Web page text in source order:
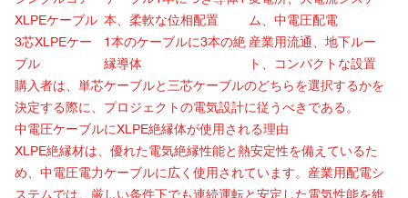
XLPEケーブル 本、柔軟な位相配置
ム、中電圧配電
3芯XLPEケー
ブル
1本のケーブルに3本の絶
縁導体
産業用流通、地下ルー
ト、コンパクトな設置
購入者は、単芯ケーブルと三芯ケーブルのどちらを選択するかを
決定する際に、プロジェクトの電気設計に従うべきである。
中電圧ケーブルにXLPE絶縁体が使用される理由
XLPE絶縁材は、優れた電気絶縁性能と熱安定性を備えているた
め、中電圧電力ケーブルに広く使用されています。産業用配電シ
ステムでは、厳しい条件下でも連続運転と安定した電気性能を維